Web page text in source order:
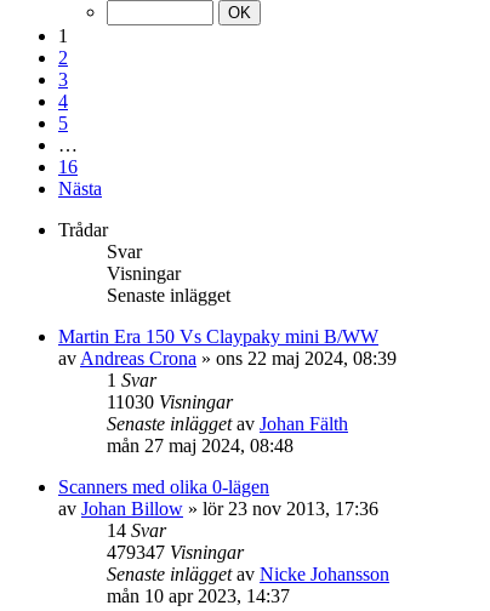
1
2
3
4
5
…
16
Nästa
Trådar
Svar
Visningar
Senaste inlägget
Martin Era 150 Vs Claypaky mini B/WW
av Andreas Crona » ons 22 maj 2024, 08:39
1 Svar
11030 Visningar
Senaste inläggetav Johan Fälth
mån 27 maj 2024, 08:48
Scanners med olika 0-lägen
av Johan Billow » lör 23 nov 2013, 17:36
14 Svar
479347 Visningar
Senaste inläggetav Nicke Johansson
mån 10 apr 2023, 14:37